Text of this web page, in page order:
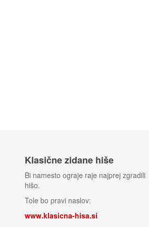
Klasične zidane hiše
Bi namesto ograje raje najprej zgradili
hišo.
Tole bo pravi naslov:
www.klasicna-hisa.si